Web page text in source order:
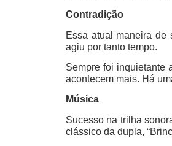
Contradição
Essa atual maneira de
agiu por tanto tempo.
Sempre foi inquietante
acontecem mais. Há
Música
Sucesso na trilha
clássico da dupla,